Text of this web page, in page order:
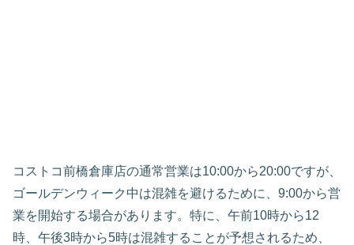
コストコ前橋倉庫店の通常営業は10:00から20:00ですが、
ゴールデンウィーク中は混雑を避けるために、9:00から営
業を開始する場合があります。特に、午前10時から12
時、午後3時から5時は混雑することが予想されるため、